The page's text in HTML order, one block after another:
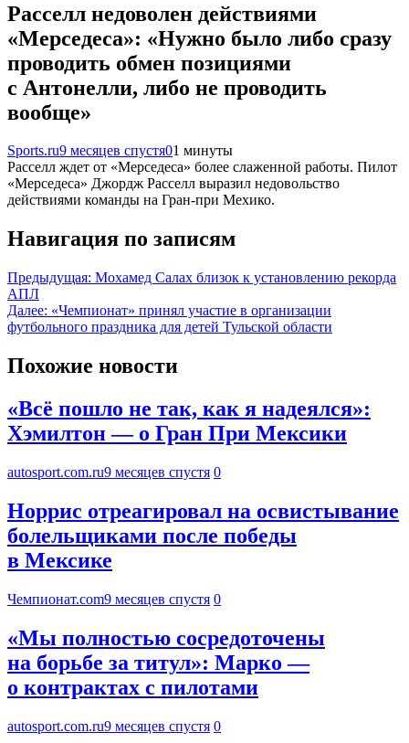
Расселл недоволен действиями
«Мерседеса»: «Нужно было либо сразу
проводить обмен позициями
с Антонелли, либо не проводить
вообще»
Sports.ru9 месяцев спустя01 минуты
Расселл ждет от «Мерседеса» более слаженной работы. Пилот
«Мерседеса» Джордж Расселл выразил недовольство
действиями команды на Гран-при Мехико.
Навигация по записям
Предыдущая: Мохамед Салах близок к установлению рекорда
АПЛ
Далее: «Чемпионат» принял участие в организации
футбольного праздника для детей Тульской области
Похожие новости
«Всё пошло не так, как я надеялся»:
Хэмилтон — о Гран При Мексики
autosport.com.ru9 месяцев спустя 0
Норрис отреагировал на освистывание
болельщиками после победы
в Мексике
Чемпионат.com9 месяцев спустя 0
«Мы полностью сосредоточены
на борьбе за титул»: Марко —
о контрактах с пилотами
autosport.com.ru9 месяцев спустя 0